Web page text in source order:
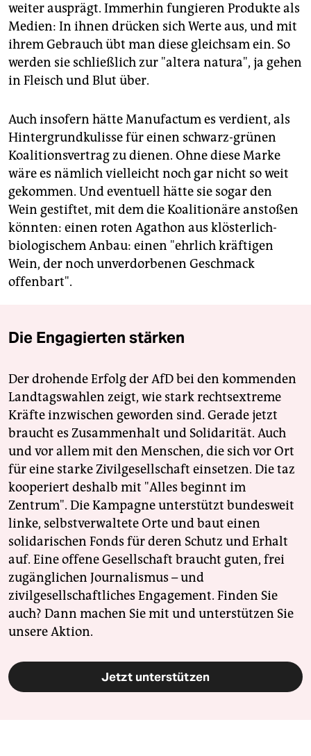
weiter ausprägt. Immerhin fungieren Produkte als
Medien: In ihnen drücken sich Werte aus, und mit
ihrem Gebrauch übt man diese gleichsam ein. So
werden sie schließlich zur "altera natura", ja gehen
in Fleisch und Blut über.
Auch insofern hätte Manufactum es verdient, als
Hintergrundkulisse für einen schwarz-grünen
Koalitionsvertrag zu dienen. Ohne diese Marke
wäre es nämlich vielleicht noch gar nicht so weit
gekommen. Und eventuell hätte sie sogar den
Wein gestiftet, mit dem die Koalitionäre anstoßen
könnten: einen roten Agathon aus klösterlich-
biologischem Anbau: einen "ehrlich kräftigen
Wein, der noch unverdorbenen Geschmack
offenbart".
Die Engagierten stärken
Der drohende Erfolg der AfD bei den kommenden
Landtagswahlen zeigt, wie stark rechtsextreme
Kräfte inzwischen geworden sind. Gerade jetzt
braucht es Zusammenhalt und Solidarität. Auch
und vor allem mit den Menschen, die sich vor Ort
für eine starke Zivilgesellschaft einsetzen. Die taz
kooperiert deshalb mit "Alles beginnt im
Zentrum". Die Kampagne unterstützt bundesweit
linke, selbstverwaltete Orte und baut einen
solidarischen Fonds für deren Schutz und Erhalt
auf. Eine offene Gesellschaft braucht guten, frei
zugänglichen Journalismus – und
zivilgesellschaftliches Engagement. Finden Sie
auch? Dann machen Sie mit und unterstützen Sie
unsere Aktion.
Jetzt unterstützen